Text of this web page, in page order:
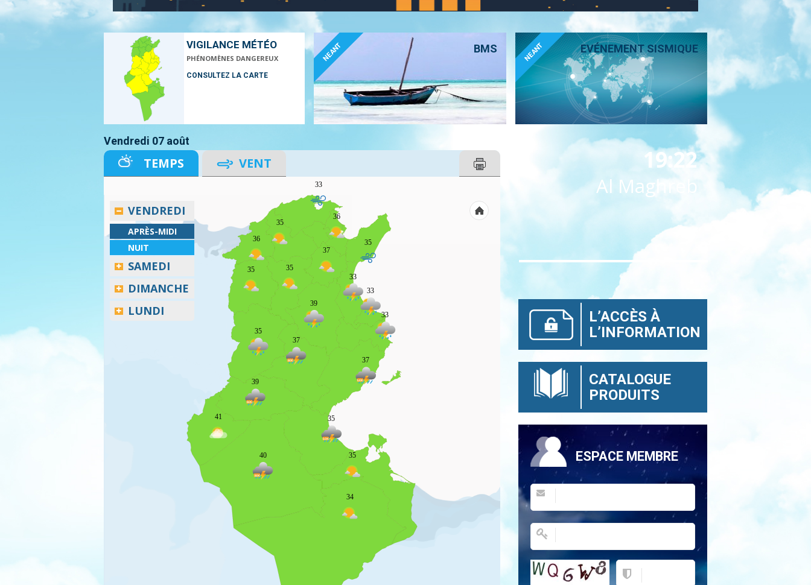
VIGILANCE MÉTÉO
PHÉNOMÈNES DANGEREUX
CONSULTEZ LA CARTE
BMS
NEANT EVÉNEMENT SISMIQUE
NEANT
Vendredi 07 août
TEMPS VENT
36
33
35
37
35
35
36
35
39
33
33
33
35
37
37
35
39
41
40 35
34
VENDREDI
APRÈS-MIDI
NUIT
SAMEDI
DIMANCHE
LUNDI
19:22
Al Maghreb
L’ACCÈS À
L’INFORMATION
CATALOGUE
PRODUITS
ESPACE MEMBRE